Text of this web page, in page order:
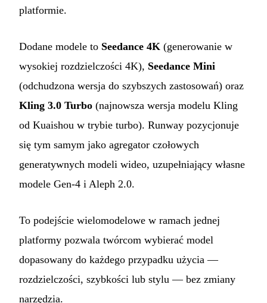
platformie.
Dodane modele to Seedance 4K (generowanie w
wysokiej rozdzielczości 4K), Seedance Mini
(odchudzona wersja do szybszych zastosowań) oraz
Kling 3.0 Turbo (najnowsza wersja modelu Kling
od Kuaishou w trybie turbo). Runway pozycjonuje
się tym samym jako agregator czołowych
generatywnych modeli wideo, uzupełniający własne
modele Gen-4 i Aleph 2.0.
To podejście wielomodelowe w ramach jednej
platformy pozwala twórcom wybierać model
dopasowany do każdego przypadku użycia —
rozdzielczości, szybkości lub stylu — bez zmiany
narzędzia.